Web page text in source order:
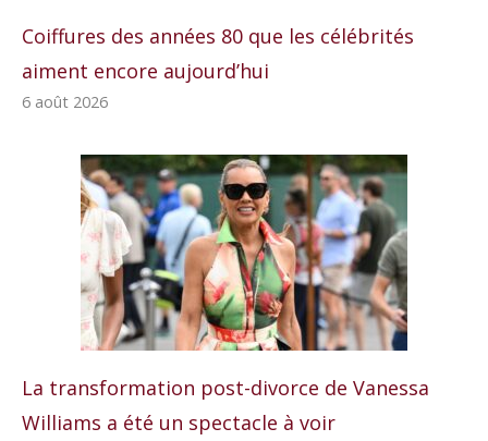
Coiffures des années 80 que les célébrités
aiment encore aujourd’hui
6 août 2026
La transformation post-divorce de Vanessa
Williams a été un spectacle à voir